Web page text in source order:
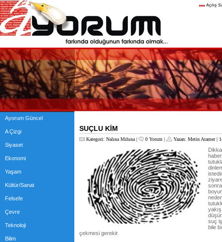
Ayorum Güncel
A Çizgi
Siyaset
Ekonomi
Yaşam
Kültür/Sanat
Felsefe
Çevre
Teknoloji
Bilim
SUÇLU KİM
Kategori: Nalına Mıhına | 0 Yorum | Yazan: Metin Atamer|
suç
bile
çekmesi gerekir.